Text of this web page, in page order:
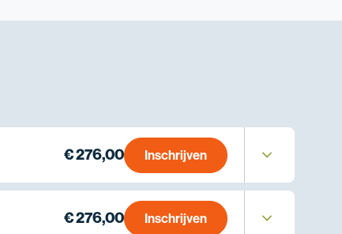
€ 276,00 Inschrijven
€ 276,00 Inschrijven